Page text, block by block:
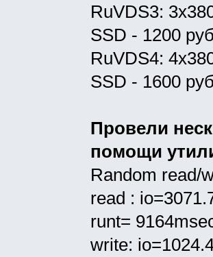
RuVDS3:
SSD - 1200
RuVDS4:
SSD - 1600
Провели
помощи
Random read/
read :
runt=
write: